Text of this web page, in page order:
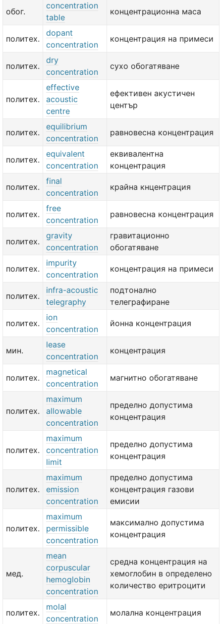
обог.
concentration
table
концентрационна маса
политех.
dopant
concentration
концентрация на примеси
политех.
dry
concentration
сухо обогатяване
политех.
effective
acoustic
centre
ефективен акустичен
център
политех.
equilibrium
concentration
равновесна концентрация
политех.
equivalent
concentration
еквивалентна
концентрация
политех.
final
concentration
крайна кнцентрация
политех.
free
concentration
равновесна концентрация
политех.
gravity
concentration
гравитационно
обогатяване
политех.
impurity
concentration
концентрация на примеси
политех.
infra-acoustic
telegraphy
подтонално
телеграфиране
политех.
ion
concentration
йонна концентрация
мин.
lease
concentration
концентрация
политех.
magnetical
concentration
магнитно обогатяване
политех.
maximum
allowable
concentration
пределно допустима
концентрация
политех.
maximum
concentration
limit
пределно допустима
концентрация
политех.
maximum
emission
concentration
пределно допустима
концентрация газови
емисии
политех.
maximum
permissible
concentration
максимално допустима
концентрация
мед.
mean
corpuscular
hemoglobin
concentration
средна концентрация на
хемоглобин в определено
количество еритроцити
политех.
molal
concentration
молална концентрация